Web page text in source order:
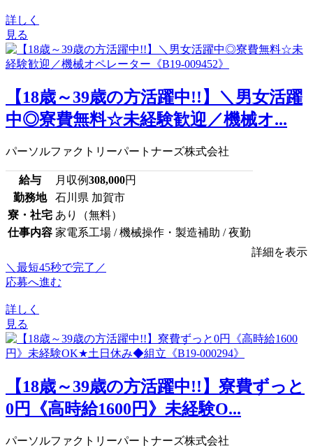
詳しく
見る
【18歳～39歳の方活躍中!!】＼男女活躍
中◎寮費無料☆未経験歓迎／機械オ...
パーソルファクトリーパートナーズ株式会社
給与 月収例308,000円
勤務地
石川県 加賀市
寮・社宅 あり（無料）
仕事内容 家電系工場 / 機械操作・製造補助 / 夜勤
詳細を表示
＼最短45秒で完了／
応募へ進む
詳しく
見る
【18歳～39歳の方活躍中!!】寮費ずっと
0円《高時給1600円》未経験O...
パーソルファクトリーパートナーズ株式会社